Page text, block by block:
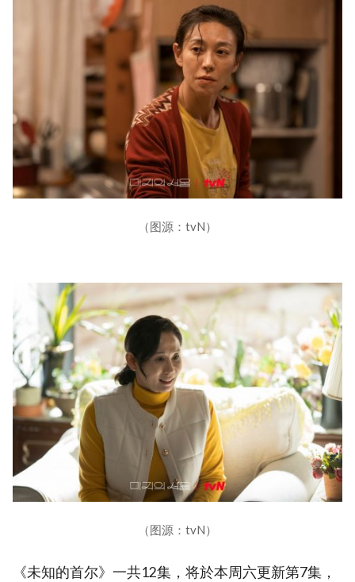
（图源：tvN）
（图源：tvN）
《未知的首尔》一共12集，将於本周六更新第7集，